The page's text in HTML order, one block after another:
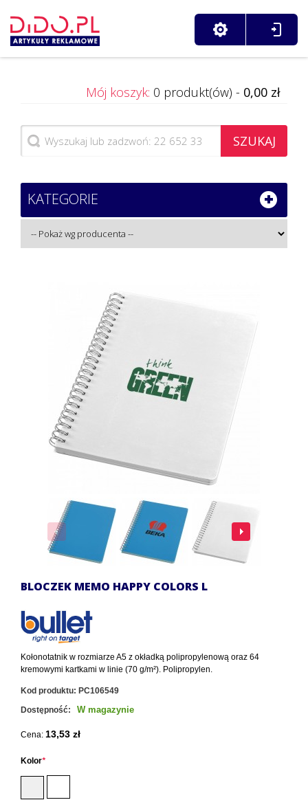
Mój koszyk: 0 produkt(ów) - 0,00 zł
SZUKAJ
KATEGORIE
BLOCZEK MEMO HAPPY COLORS L
Kołonotatnik w rozmiarze A5 z okładką polipropylenową oraz 64
kremowymi kartkami w linie (70 g/m²). Polipropylen.
Kod produktu: PC106549
Dostępność:
W magazynie
Cena: 13,53 zł
*
Kolor